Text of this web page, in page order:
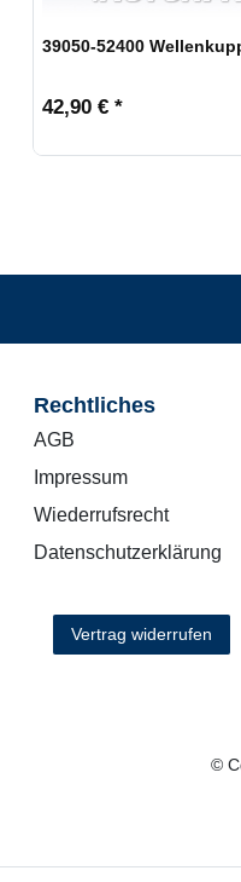
39050-52400
42,90 € *
Rechtliches
AGB
Impressum
Wiederrufsrecht
Datenschutzerklärung
Vertrag widerrufen
©